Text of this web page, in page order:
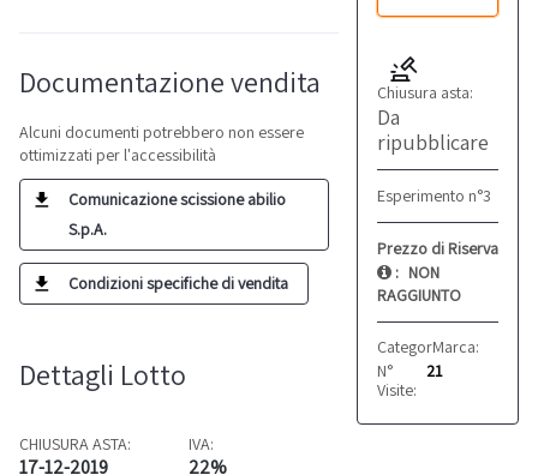
Chiusura asta:
Da
ripubblicare
Esperimento n°3
Prezzo di Riserva
: NON
RAGGIUNTO
Categoria: Motori
Marca:
N°
Visite:
21
Documentazione vendita
Alcuni documenti potrebbero non essere
ottimizzati per l'accessibilità
Comunicazione scissione abilio
S.p.A.
Condizioni specifiche di vendita
Dettagli Lotto
CHIUSURA ASTA:
17-12-2019
IVA:
22%